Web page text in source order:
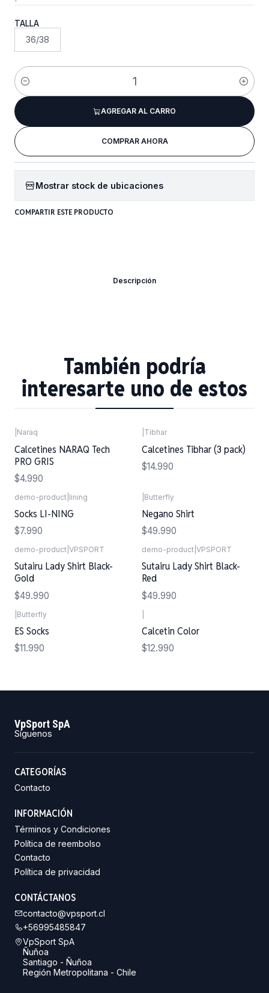
TALLA
36/38
Cantidad
AGREGAR AL CARRO
COMPRAR AHORA
Mostrar stock de ubicaciones
COMPARTIR ESTE PRODUCTO
Descripción
También podría
interesarte uno de estos
Naraq
Calcetines NARAQ Tech
PRO GRIS
$4.990
Tibhar
Calcetines Tibhar (3 pack)
$14.990
demo-product lining
Socks LI-NING
$7.990
Butterfly
Negano Shirt
$49.990
demo-product VPSPORT
Sutairu Lady Shirt Black-
Gold
$49.990
demo-product VPSPORT
Sutairu Lady Shirt Black-
Red
$49.990
Butterfly
ES Socks
$11.990
Calcetin Color
$12.990
VpSport SpA
Síguenos
CATEGORÍAS
Contacto
INFORMACIÓN
Términos y Condiciones
Política de reembolso
Contacto
Política de privacidad
CONTÁCTANOS
contacto@vpsport.cl
+56995485847
VpSport SpA
Ñuñoa
Santiago - Ñuñoa
Región Metropolitana - Chile